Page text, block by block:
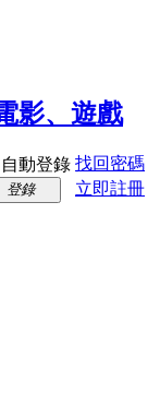
自動登錄 找回密碼
登錄 立即註冊